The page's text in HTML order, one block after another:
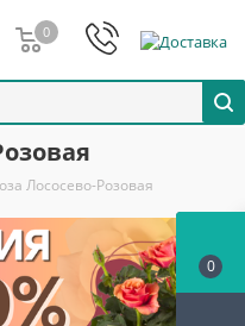
0
Лососево-Розовая
0